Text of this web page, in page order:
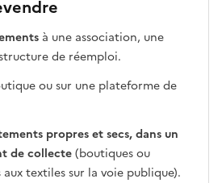
à une association, une
de réemploi.
ou sur une plateforme de
propres et secs, dans un
de collecte(boutiques ou
textiles sur la voie publique).